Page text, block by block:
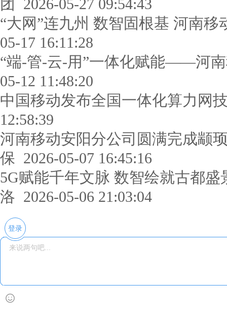
团
2026-05-27 09:54:43
“大网”连九州 数智固根基 河南移
05-17 16:11:28
“端-管-云-用”一体化赋能——河
05-12 11:48:20
中国移动发布全国一体化算力网
12:58:39
河南移动安阳分公司圆满完成颛
保 2026-05-07 16:45:16
5G赋能千年文脉 数智绘就古都
洛 2026-05-06 21:03:04
登录